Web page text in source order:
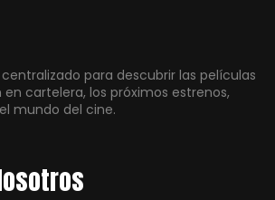
para descubrir las películas
cartelera, los próximos estrenos,
mundo del cine.